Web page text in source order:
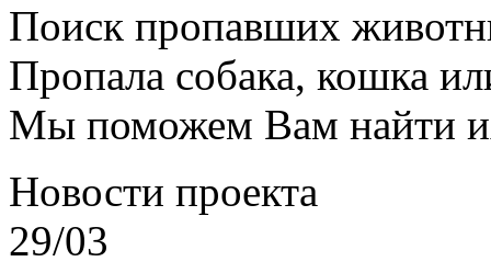
Поиск пропавших
Пропала собака, кошка
Мы поможем Вам найти
Новости проекта
29/03